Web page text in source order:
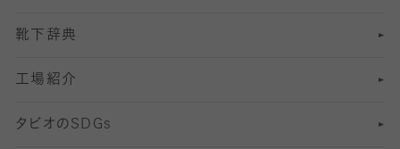
Mサイズ（25～27cm）
Lサイズ（27～29cm）
足の臭い対策
冷え対策
靴ずれ対策
靴下辞典
工場紹介
タビオのSDGs